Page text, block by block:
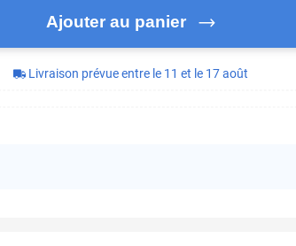
Ajouter au panier
Livraison prévue entre le 11 et le 17 août